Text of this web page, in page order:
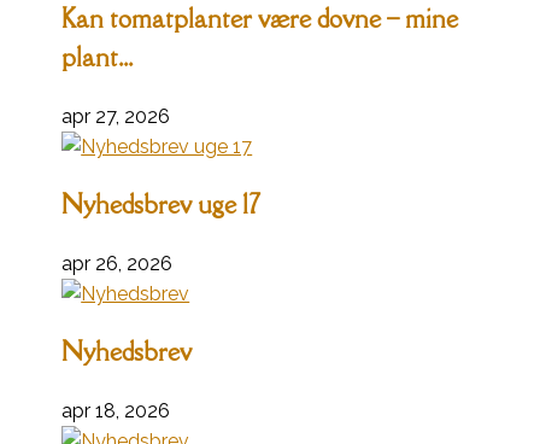
Kan tomatplanter være dovne – mine
plant...
apr 27, 2026
Nyhedsbrev uge 17
apr 26, 2026
Nyhedsbrev
apr 18, 2026